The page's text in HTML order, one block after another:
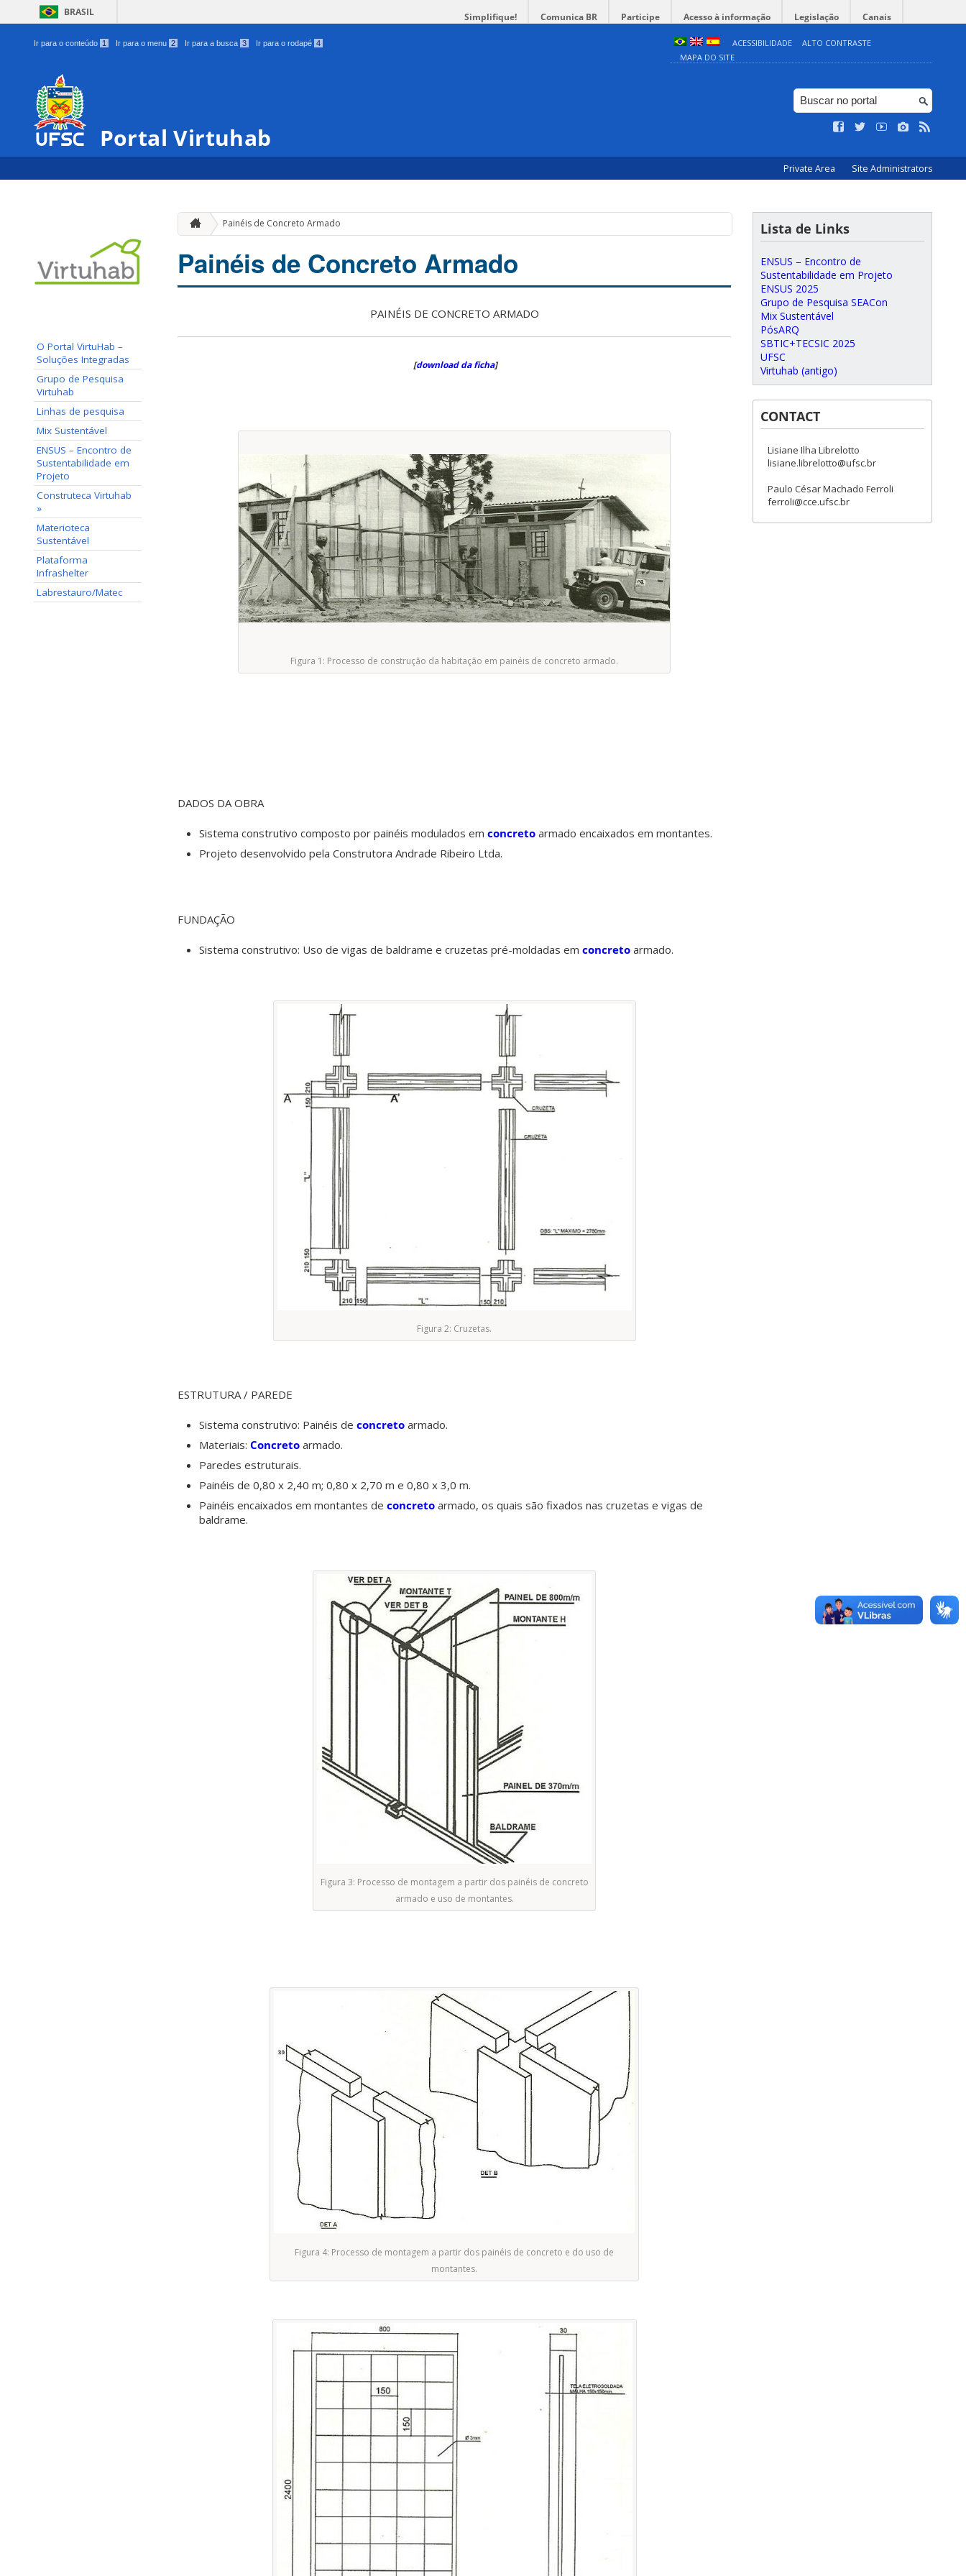
BRASIL Simplifique! Comunica BR Participe Acesso à informação Legislação Canais
Ir para o conteúdo 1 Ir para o menu 2 Ir para a busca 3 Ir para o rodapé 4 ACESSIBILIDADE
ALTO CONTRASTE
MAPA DO SITE
Portal Virtuhab
Private Area Site Administrators
O Portal VirtuHab –
Soluções Integradas
Grupo de Pesquisa
Virtuhab
Linhas de pesquisa
Mix Sustentável
ENSUS – Encontro de
Sustentabilidade em
Projeto
Construteca Virtuhab
»
Materioteca
Sustentável
Plataforma
Infrashelter
Labrestauro/Matec
Painéis de Concreto Armado
Painéis de Concreto Armado
PAINÉIS DE CONCRETO ARMADO
[download da ficha]
Figura 1: Processo de construção da habitação em painéis de concreto armado.
DADOS DA OBRA
Sistema construtivo composto por painéis modulados em concreto armado encaixados em montantes.
Projeto desenvolvido pela Construtora Andrade Ribeiro Ltda.
FUNDAÇÃO
Sistema construtivo: Uso de vigas de baldrame e cruzetas pré-moldadas em concreto armado.
Figura 2: Cruzetas.
ESTRUTURA / PAREDE
Sistema construtivo: Painéis de concreto armado.
Materiais: Concreto armado.
Paredes estruturais.
Painéis de 0,80 x 2,40 m; 0,80 x 2,70 m e 0,80 x 3,0 m.
Painéis encaixados em montantes de concreto armado, os quais são fixados nas cruzetas e vigas de
baldrame.
Figura 3: Processo de montagem a partir dos painéis de concreto
armado e uso de montantes.
Figura 4: Processo de montagem a partir dos painéis de concreto e do uso de
montantes.
Lista de Links
ENSUS – Encontro de
Sustentabilidade em Projeto
ENSUS 2025
Grupo de Pesquisa SEACon
Mix Sustentável
PósARQ
SBTIC+TECSIC 2025
UFSC
Virtuhab (antigo)
CONTACT
Lisiane Ilha Librelotto
lisiane.librelotto@ufsc.br
Paulo César Machado Ferroli
ferroli@cce.ufsc.br